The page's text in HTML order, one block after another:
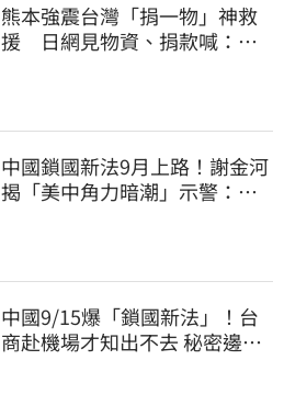
熊本強震台灣「捐一物」神救
援 日網見物資、捐款喊：給
中國鎖國新法9月上路！謝金河
揭「美中角力暗潮」示警：台
中國9/15爆「鎖國新法」！台
商赴機場才知出不去 秘密邊控